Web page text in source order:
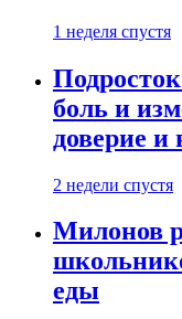
1 неделя спустя
боль и
доверие и
2 недели спустя
Милонов
еды